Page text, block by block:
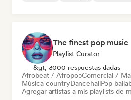
The finest pop music
Playlist Curator
&gt; 3000 respuestas dadas
Afrobeat / AfropopComercial /
Música countryDancehallPop
Agregar artistas a mis playlists de